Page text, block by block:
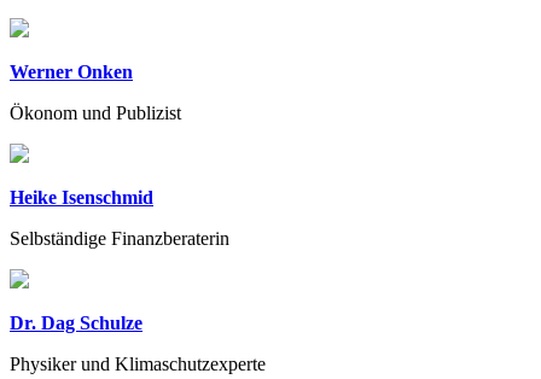
Werner Onken
Ökonom und Publizist
Heike Isenschmid
Selbständige Finanzberaterin
Dr. Dag Schulze
Physiker und Klimaschutzexperte